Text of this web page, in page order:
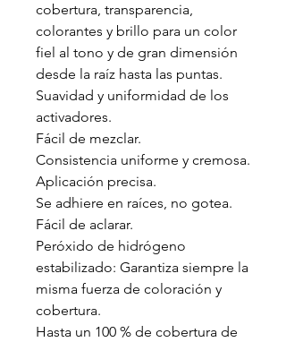
cobertura, transparencia,
colorantes y brillo para un color
fiel al tono y de gran dimensión
desde la raíz hasta las puntas.
Suavidad y uniformidad de los
activadores.
Fácil de mezclar.
Consistencia uniforme y cremosa.
Aplicación precisa.
Se adhiere en raíces, no gotea.
Fácil de aclarar.
Peróxido de hidrógeno
estabilizado: Garantiza siempre la
misma fuerza de coloración y
cobertura.
Hasta un 100 % de cobertura de